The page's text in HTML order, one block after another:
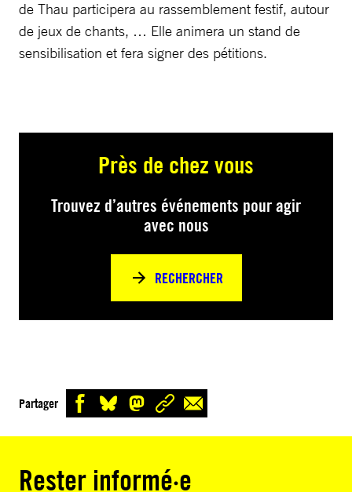
de Thau participera au rassemblement festif, autour
de jeux de chants, … Elle animera un stand de
sensibilisation et fera signer des pétitions.
Près de chez vous
Trouvez d’autres événements pour agir
avec nous
RECHERCHER
Partager
Rester informé·e